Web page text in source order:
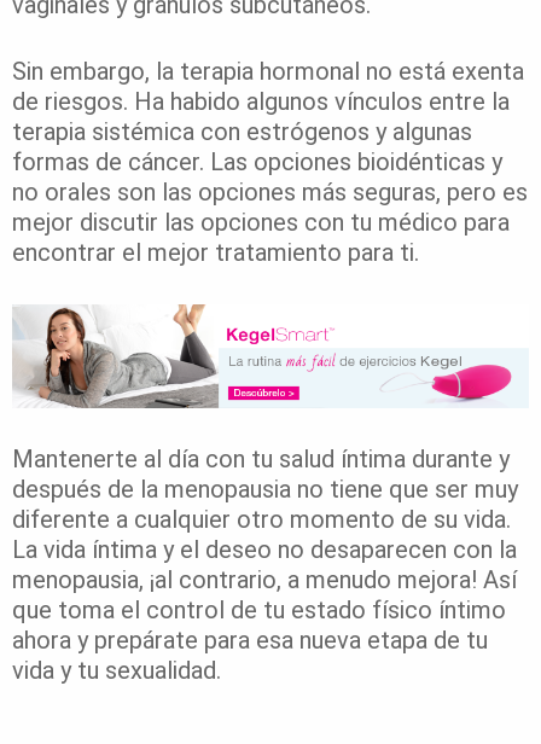
Sin embargo, la terapia hormonal no está exenta
de riesgos. Ha habido algunos vínculos entre la
terapia sistémica con estrógenos y algunas
formas de cáncer. Las opciones bioidénticas y
no orales son las opciones más seguras, pero es
mejor discutir las opciones con tu médico para
encontrar el mejor tratamiento para ti.
Mantenerte al día con tu salud íntima durante y
después de la menopausia no tiene que ser muy
diferente a cualquier otro momento de su vida.
La vida íntima y el deseo no desaparecen con la
menopausia, ¡al contrario, a menudo mejora! Así
que toma el control de tu estado físico íntimo
ahora y prepárate para esa nueva etapa de tu
vida y tu sexualidad.